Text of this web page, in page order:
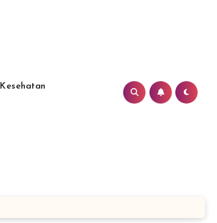
Kesehatan